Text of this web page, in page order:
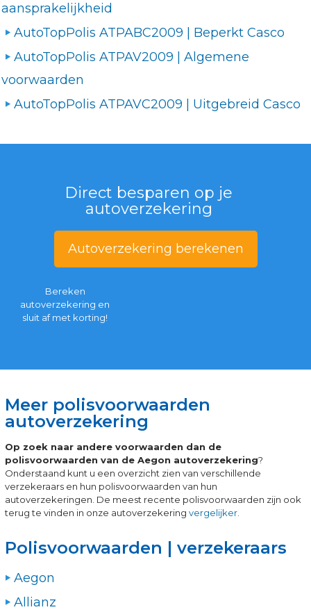
aansprakelijkheid
AutoTopPolis ATPABC2009 | Beperkt Casco
AutoTopPolis ATPAV2009 | Algemene
voorwaarden
AutoTopPolis ATPAVC2009 | Uitgebreid Casco
Direct besparen op je
autoverzekering
Autoverzekering berekenen
Bereken
autoverzekering en
sluit af met korting!
Meer polisvoorwaarden
autoverzekering
Op zoek naar andere voorwaarden dan de
polisvoorwaarden van de Aegon autoverzekering?
Onderstaand kunt u een overzicht zien van verschillende
verzekeraars en hun polisvoorwaarden van hun
autoverzekeringen. De meest recente polisvoorwaarden zijn ook
terug te vinden in onze autoverzekering vergelijker.
Polisvoorwaarden | verzekeraars
Aegon
Allianz